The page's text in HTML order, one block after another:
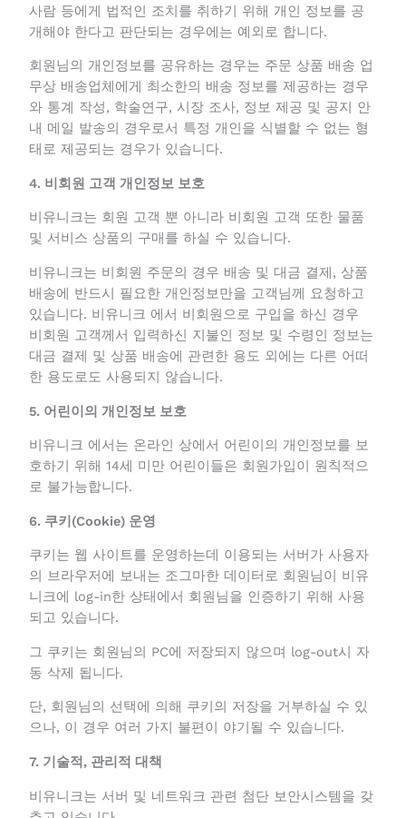
타인에게 피해를 주거나 미풍양속을 해치는 위법행위
를 한 사람 등에게 법적인 조치를 취하기 위해 개인 정
다.
회원님의 개인정보를 공유하는 경우는 주문 상품 배송
업무상 배송업체에게 최소한의 배송 정보를 제공하는
경우와 통계 작성, 학술연구, 시장 조사, 정보 제공 및
수 없는 형태로 제공되는 경우가 있습니다.
4. 비회원 고객 개인정보 보호
품 및 서비스 상품의 구매를 하실 수 있습니다.
비유니크는 비회원 주문의 경우 배송 및 대금 결제, 상
품 배송에 반드시 필요한 개인정보만을 고객님께 요청
하고 있습니다. 비유니크 에서 비회원으로 구입을 하신
경우 비회원 고객께서 입력하신 지불인 정보 및 수령인
다른 어떠한 용도로도 사용되지 않습니다.
5. 어린이의 개인정보 보호
비유니크 에서는 온라인 상에서 어린이의 개인정보를
적으로 불가능합니다.
6. 쿠키(Cookie) 운영
쿠키는 웹 사이트를 운영하는데 이용되는 서버가 사용
자의 브라우저에 보내는 조그마한 데이터로 회원님이
사용되고 있습니다.
자동 삭제 됩니다.
있으나, 이 경우 여러 가지 불편이 야기될 수 있습니다.
7. 기술적, 관리적 대책